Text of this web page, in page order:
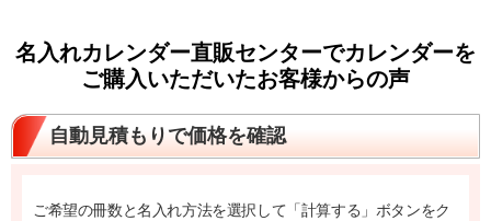
名入れカレンダー直販センターでカレンダーを
ご購入いただいたお客様からの声
自動見積もりで価格を確認
ご希望の冊数と名入れ方法を選択して「計算する」ボタンをク